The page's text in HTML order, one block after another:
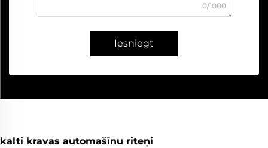
0/1000
Iesniegt
kalti kravas automašīnu riteņi